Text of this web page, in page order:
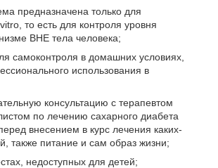
предназначена только для
то есть для контроля уровня
ВНЕ тела человека;
самоконтроля в домашних условиях,
использования в
консультацию с терапевтом
по лечению сахарного диабета
внесением в курс лечения каких-
также питание и сам образ жизни;
недоступных для детей;